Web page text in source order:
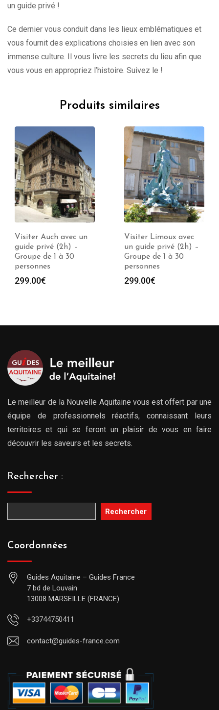
un guide privé !
Ce dernier vous conduit dans les lieux emblématiques et
vous fournit des explications choisies en lien avec son
immense culture. Il vous livre les secrets du lieu afin que
vous vous en appropriez l’histoire. Suivez le !
Produits similaires
Visiter Limoux avec
un guide privé (2h) –
Groupe de 1 à 30
personnes
299.00€
Visiter Narbonne avec
un guide privé (2h) –
Groupe de 1 à 30
personnes
299.00€
Le meilleur de la Nouvelle Aquitaine vous est offert par une
équipe de professionnels réactifs, connaissant leurs
territoires et qui se feront un plaisir de vous en faire
découvrir les saveurs et les secrets.
Rechercher :
Rechercher
Coordonnées
Guides Aquitaine – Guides France
7 bd de Louvain
13008 MARSEILLE (FRANCE)
+33744750411
contact@guides-france.com